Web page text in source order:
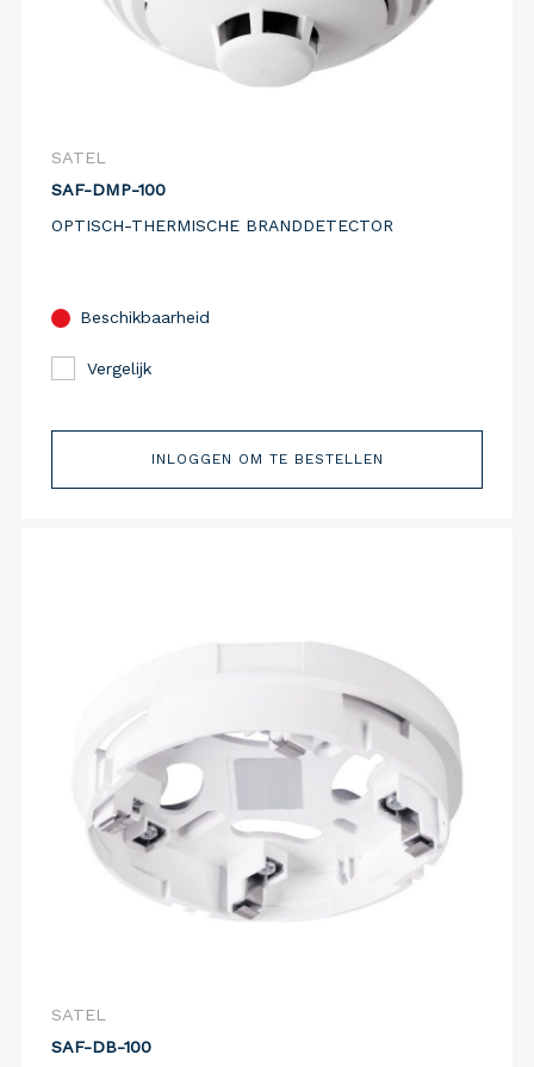
SATEL
SAF-DMP-100
OPTISCH-THERMISCHE BRANDDETECTOR
Beschikbaarheid
Vergelijk
INLOGGEN OM TE BESTELLEN
SATEL
SAF-DB-100